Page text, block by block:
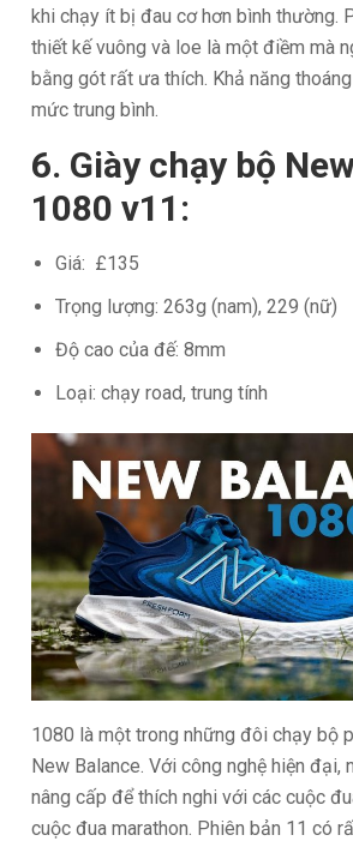
khi chạy ít bị đau cơ hơn bình thường.
thiết kế vuông và loe là một điềm mà
bằng gót rất ưa thích. Khả năng
mức trung bình.
6. Giày chạy bộ
1080 v11:
Giá: £135
Trọng lượng: 263g (nam), 229 (nữ)
Độ cao của đế: 8mm
Loại: chạy road, trung tính
1080 là một trong những đôi chạy bộ
New Balance. Với công nghệ hiện đại,
nâng cấp để thích nghi với các cuộc
cuộc đua marathon. Phiên bản 11 có